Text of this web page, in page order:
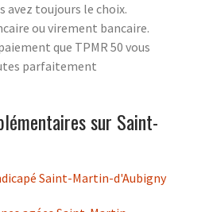
avez toujours le choix.
ou virement bancaire.
que TPMR 50 vous
parfaitement
sur Saint-
Saint-Martin-d'Aubigny